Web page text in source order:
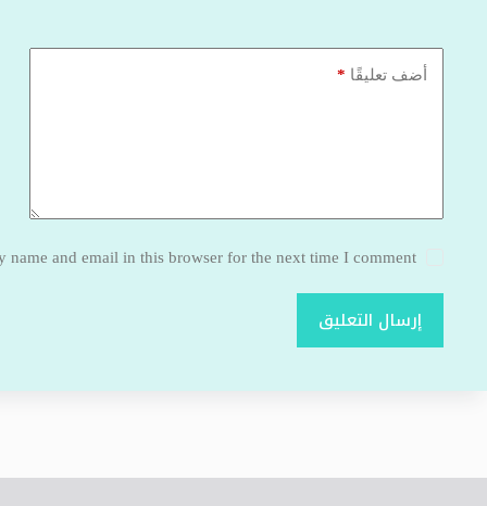
أضف تعليقًا *
name and email in this browser for the next time I comment.
إرسال التعليق